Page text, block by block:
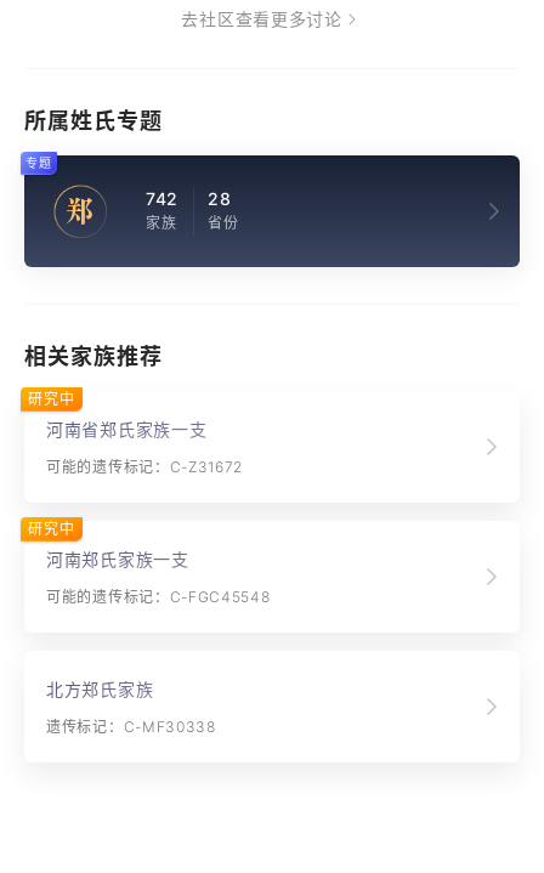
去社区查看更多讨论
所属姓氏专题
郑 742
家族
28
省份
专题
相关家族推荐
河南省郑氏家族一支
可能的遗传标记：C-Z31672
研究中
河南郑氏家族一支
可能的遗传标记：C-FGC45548
研究中
北方郑氏家族
遗传标记：C-MF30338